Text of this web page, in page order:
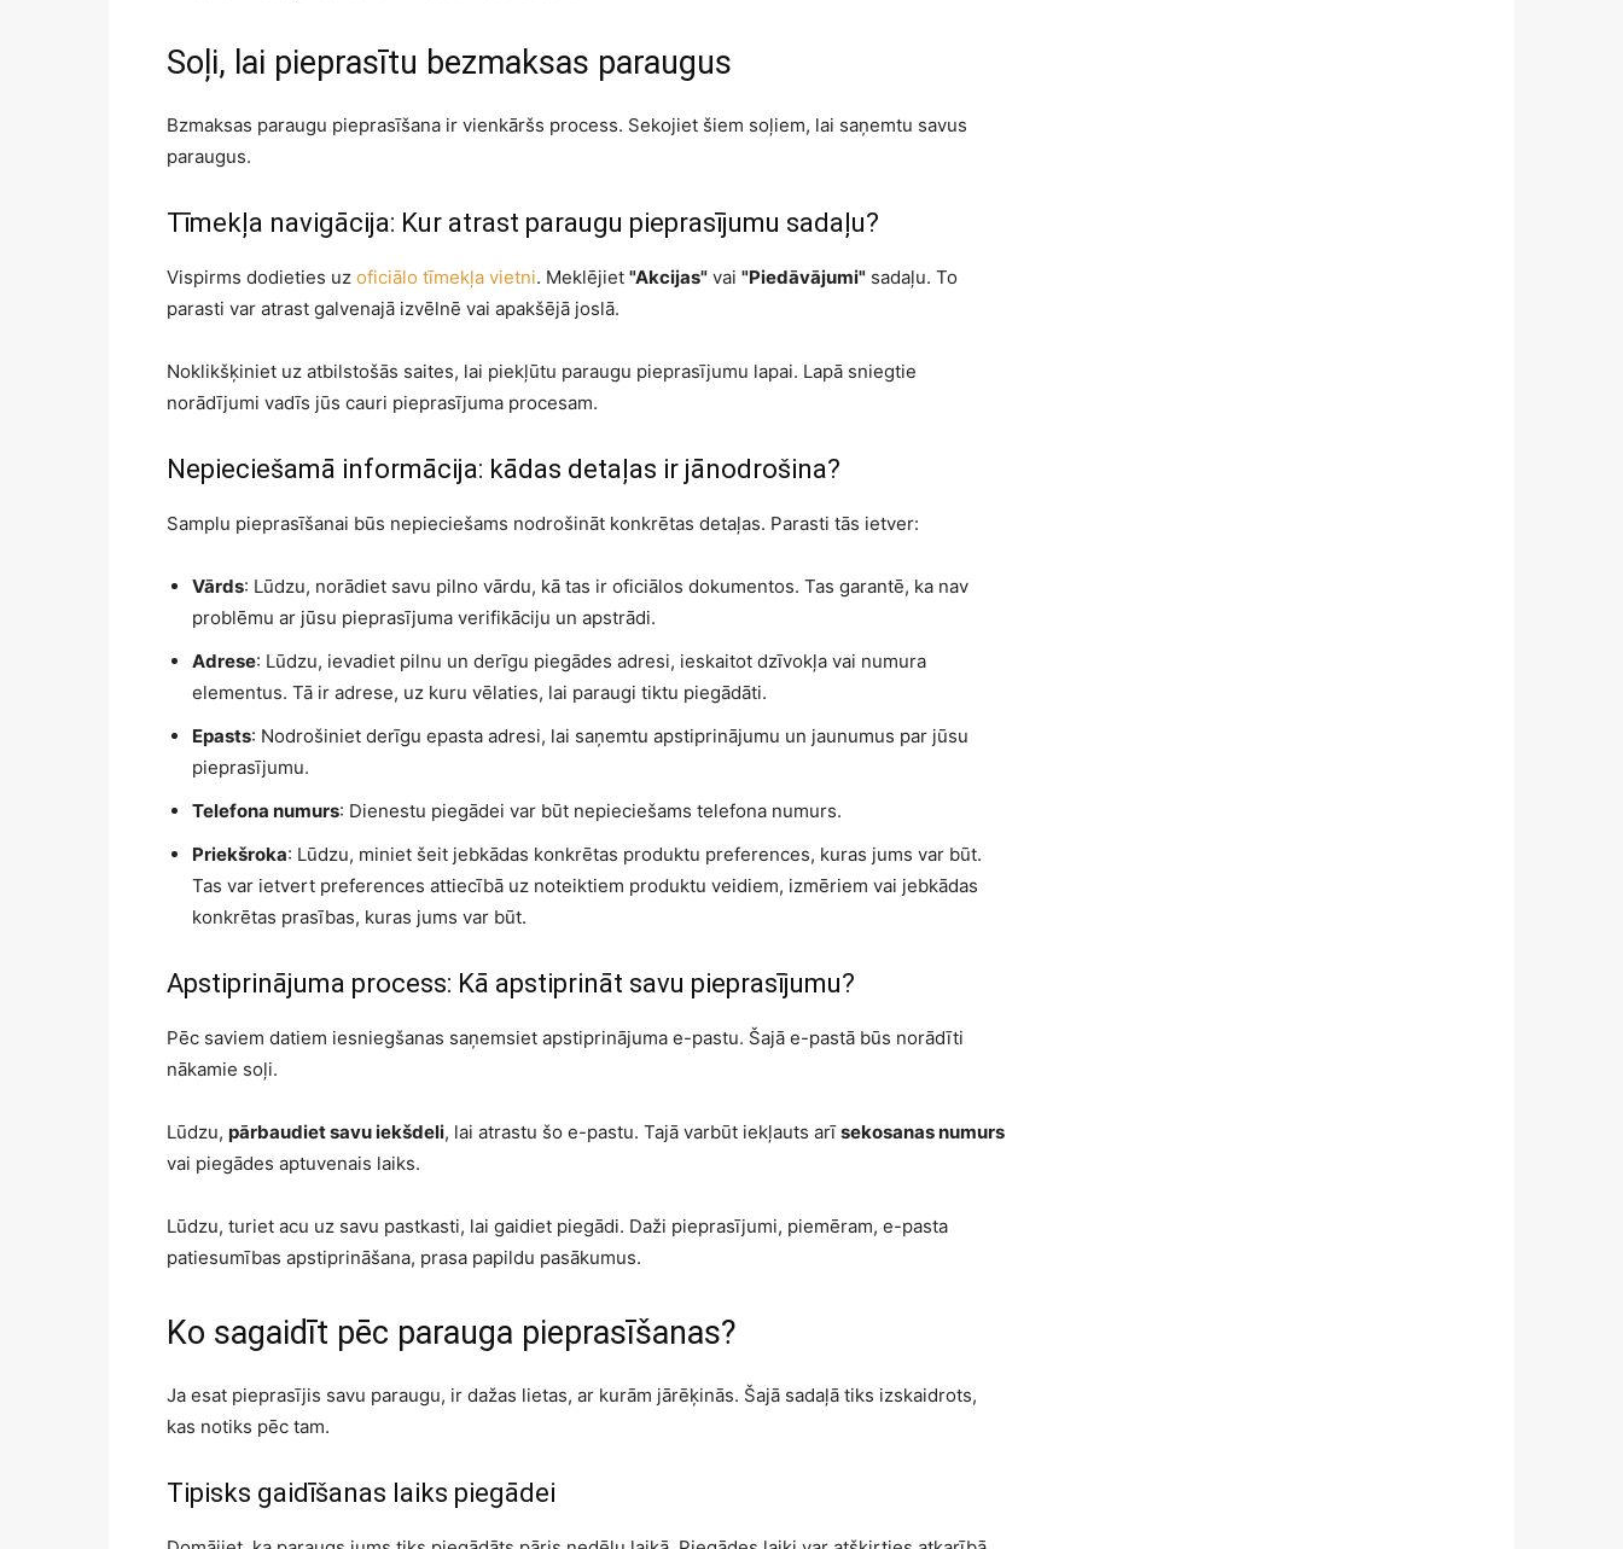
Soļi, lai pieprasītu bezmaksas paraugus
Bzmaksas paraugu pieprasīšana ir vienkāršs process. Sekojiet šiem soļiem, lai saņemtu savus
paraugus.
Tīmekļa navigācija: Kur atrast paraugu pieprasījumu sadaļu?
Vispirms dodieties uz oficiālo tīmekļa vietni. Meklējiet "Akcijas" vai "Piedāvājumi" sadaļu. To
parasti var atrast galvenajā izvēlnē vai apakšējā joslā.
Noklikšķiniet uz atbilstošās saites, lai piekļūtu paraugu pieprasījumu lapai. Lapā sniegtie
norādījumi vadīs jūs cauri pieprasījuma procesam.
Nepieciešamā informācija: kādas detaļas ir jānodrošina?
Samplu pieprasīšanai būs nepieciešams nodrošināt konkrētas detaļas. Parasti tās ietver:
Vārds: Lūdzu, norādiet savu pilno vārdu, kā tas ir oficiālos dokumentos. Tas garantē, ka nav
problēmu ar jūsu pieprasījuma verifikāciju un apstrādi.
Adrese: Lūdzu, ievadiet pilnu un derīgu piegādes adresi, ieskaitot dzīvokļa vai numura
elementus. Tā ir adrese, uz kuru vēlaties, lai paraugi tiktu piegādāti.
Epasts: Nodrošiniet derīgu epasta adresi, lai saņemtu apstiprinājumu un jaunumus par jūsu
pieprasījumu.
Telefona numurs: Dienestu piegādei var būt nepieciešams telefona numurs.
Priekšroka: Lūdzu, miniet šeit jebkādas konkrētas produktu preferences, kuras jums var būt.
Tas var ietvert preferences attiecībā uz noteiktiem produktu veidiem, izmēriem vai jebkādas
konkrētas prasības, kuras jums var būt.
Apstiprinājuma process: Kā apstiprināt savu pieprasījumu?
Pēc saviem datiem iesniegšanas saņemsiet apstiprinājuma e-pastu. Šajā e-pastā būs norādīti
nākamie soļi.
Lūdzu, pārbaudiet savu iekšdeli, lai atrastu šo e-pastu. Tajā varbūt iekļauts arīsekosanas numurs
vai piegādes aptuvenais laiks.
Lūdzu, turiet acu uz savu pastkasti, lai gaidiet piegādi. Daži pieprasījumi, piemēram, e-pasta
patiesumības apstiprināšana, prasa papildu pasākumus.
Ko sagaidīt pēc parauga pieprasīšanas?
Ja esat pieprasījis savu paraugu, ir dažas lietas, ar kurām jārēķinās. Šajā sadaļā tiks izskaidrots,
kas notiks pēc tam.
Tipisks gaidīšanas laiks piegādei